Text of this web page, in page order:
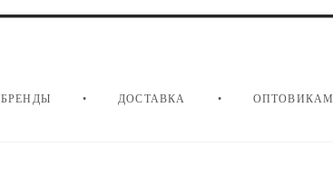
БРЕНДЫ • ДОСТАВКА • ОПТОВИКАМ